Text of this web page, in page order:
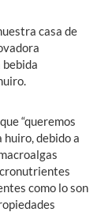
casa de
bebida
“queremos
debido a
como lo son